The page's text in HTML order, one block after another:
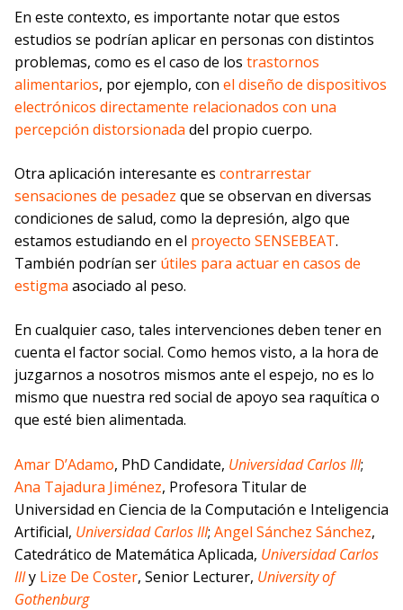
En este contexto, es importante notar que estos
estudios se podrían aplicar en personas con distintos
problemas, como es el caso de los trastornos
alimentarios, por ejemplo, con el diseño de dispositivos
electrónicos directamente relacionados con una
percepción distorsionada del propio cuerpo.
Otra aplicación interesante es contrarrestar
sensaciones de pesadez que se observan en diversas
condiciones de salud, como la depresión, algo que
estamos estudiando en el proyecto SENSEBEAT.
También podrían ser útiles para actuar en casos de
estigma asociado al peso.
En cualquier caso, tales intervenciones deben tener en
cuenta el factor social. Como hemos visto, a la hora de
juzgarnos a nosotros mismos ante el espejo, no es lo
mismo que nuestra red social de apoyo sea raquítica o
que esté bien alimentada.
Amar D’Adamo, PhD Candidate, Universidad Carlos III;
Ana Tajadura Jiménez, Profesora Titular de
Universidad en Ciencia de la Computación e Inteligencia
Artificial, Universidad Carlos III; Angel Sánchez Sánchez,
Catedrático de Matemática Aplicada, Universidad Carlos
IIIy Lize De Coster, Senior Lecturer, University of
Gothenburg